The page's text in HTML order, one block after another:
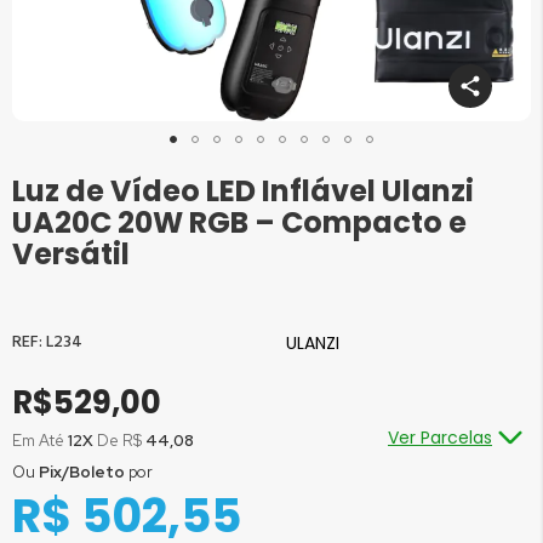
Luz de Vídeo LED Inflável Ulanzi
UA20C 20W RGB – Compacto e
Versátil
L234 ULANZI
R$529,00
Em Até 12X De R$ 44,08 Ver Parcelas
Ou em até1xde R$
Ou em até2x de R$264,50
R$ 502,55
Ou Pix/Boleto por
Saltar
para
o
início
de